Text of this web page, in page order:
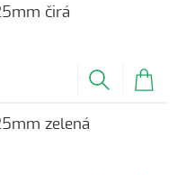
čirá
zelená